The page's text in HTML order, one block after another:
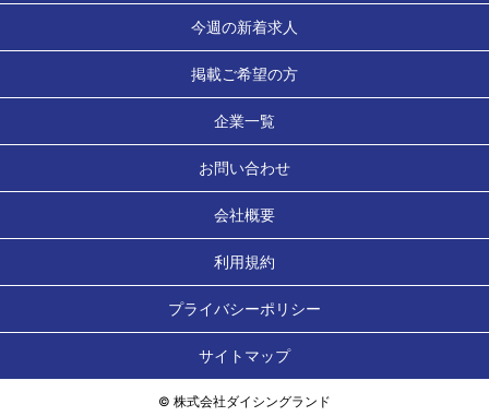
今週の新着求人
掲載ご希望の方
企業一覧
お問い合わせ
会社概要
利用規約
プライバシーポリシー
サイトマップ
© 株式会社ダイシングランド